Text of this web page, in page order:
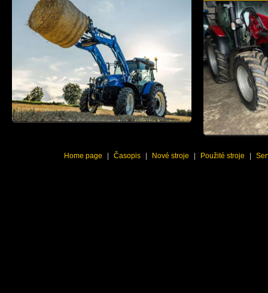
Home page | Časopis | Nové stroje | Použité stroje |